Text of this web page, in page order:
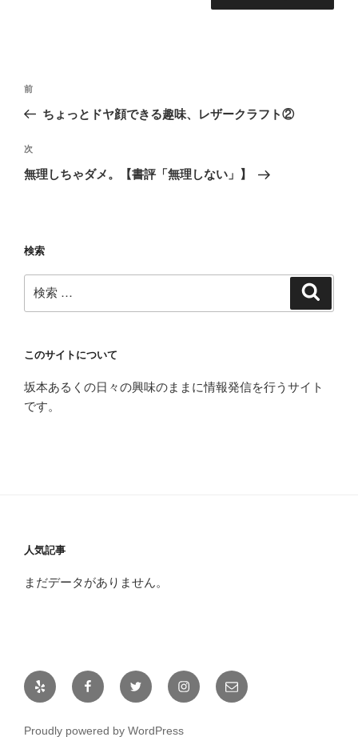
投
ビ
ゲ
ン
過
去
投
稿
前
ちょっとドヤ顔できる趣味、レザークラフト②
次
の
次
無理しちゃダメ。【書評「無理しない」】
検索
検
索:
このサイトについて
坂本あるくの日々の興味のままに情報発信を行うサイト
です。
人気記事
まだデータがありません。
Yelp FacebookTwitter Instagramメ
ー
Proudly powered by WordPress